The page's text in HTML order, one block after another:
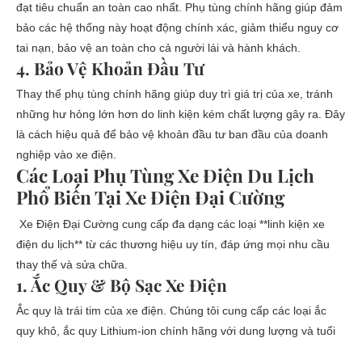
đạt tiêu chuẩn an toàn cao nhất. Phụ tùng chính hãng giúp đảm
bảo các hệ thống này hoạt động chính xác, giảm thiểu nguy cơ
tai nạn, bảo vệ an toàn cho cả người lái và hành khách.
4. Bảo Vệ Khoản Đầu Tư
Thay thế phụ tùng chính hãng giúp duy trì giá trị của xe, tránh
những hư hỏng lớn hơn do linh kiện kém chất lượng gây ra. Đây
là cách hiệu quả để bảo vệ khoản đầu tư ban đầu của doanh
nghiệp vào xe điện.
Các Loại Phụ Tùng Xe Điện Du Lịch
Phổ Biến Tại Xe Điện Đại Cường
Xe Điện Đại Cường cung cấp đa dạng các loại **linh kiện xe
điện du lịch** từ các thương hiệu uy tín, đáp ứng mọi nhu cầu
thay thế và sửa chữa.
1. Ắc Quy & Bộ Sạc Xe Điện
Ắc quy là trái tim của xe điện. Chúng tôi cung cấp các loại ắc
quy khô, ắc quy Lithium-ion chính hãng với dung lượng và tuổi